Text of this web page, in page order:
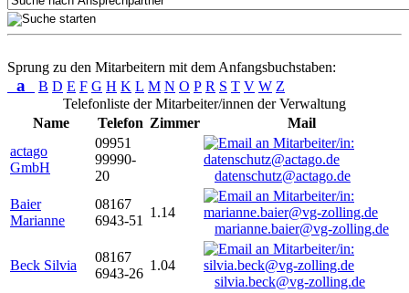
Sprung zu den Mitarbeitern mit dem Anfangsbuchstaben:
a B D E F G H K L M N O P R S T V W Z
Telefonliste der Mitarbeiter/innen der Verwaltung
Name
Telefon Zimmer
Mail
actago
GmbH
09951
99990-
20
datenschutz@actago.de
Baier
Marianne
08167
6943-51
1.14
marianne.baier@vg-zolling.de
Beck Silvia
08167
6943-26
1.04
silvia.beck@vg-zolling.de